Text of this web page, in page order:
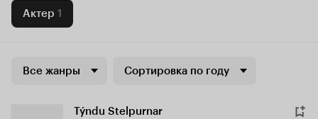
Актер 1
Все жанры Сортировка по году
Týndu Stelpurnar